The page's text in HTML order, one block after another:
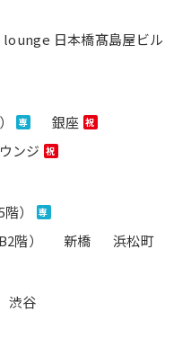
日本橋髙島屋ビル
専 銀座 祝
ンジ 祝
） 専
階） 新橋 浜松町
渋谷